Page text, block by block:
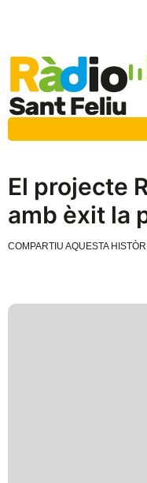
El projecte
amb èxit la
COMPARTIU AQUESTA